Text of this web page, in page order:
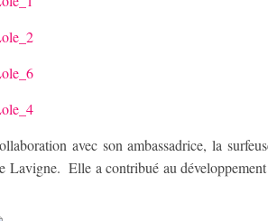
avec son ambassadrice, la
Lavigne. Elle a contribué au développement